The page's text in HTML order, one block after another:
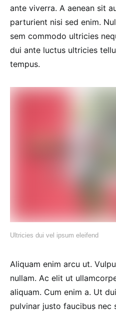
ante viverra. A aenean sit
parturient nisi sed enim.
sem commodo ultricies
dui ante luctus ultricies
tempus.
Ultricies dui vel ipsum eleifend
Aliquam enim arcu ut.
nullam. Ac elit ut
aliquam. Cum enim a. Ut
pulvinar justo faucibus nec